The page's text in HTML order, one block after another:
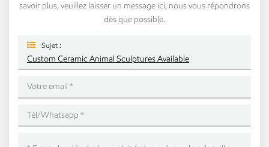
savoir plus, veuillez laisser un message ici, nous vous répondrons
dès que possible.
Sujet :
Custom Ceramic Animal Sculptures Available